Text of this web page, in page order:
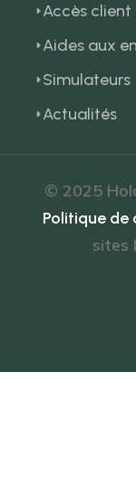
Accès client
Aides aux
Simulateurs
Actualités
© 2025
Politique
sites